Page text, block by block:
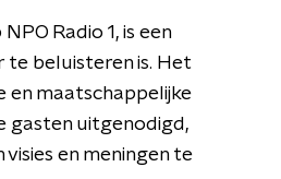
Radio 1, is een
te beluisteren is. Het
en maatschappelijke
gasten uitgenodigd,
en meningen te